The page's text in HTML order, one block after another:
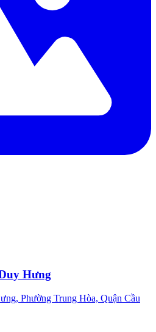
Hưng
Phường Trung Hòa, Quận Cầu